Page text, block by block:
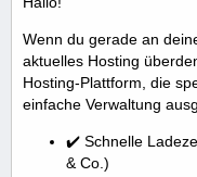
Wenn du gerade an
aktuelles Hosting
Hosting-Plattform, die
einfache Verwaltung
✔️ Schnelle
& Co.)